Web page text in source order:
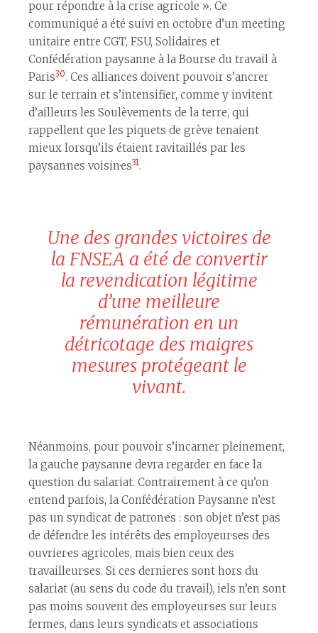
pour répondre à la crise agricole ». Ce
communiqué a été suivi en octobre d’un meeting
unitaire entre CGT, FSU, Solidaires et
Confédération paysanne à la Bourse du travail à
Paris30. Ces alliances doivent pouvoir s’ancrer
sur le terrain et s’intensifier, comme y invitent
d’ailleurs les Soulèvements de la terre, qui
rappellent que les piquets de grève tenaient
mieux lorsqu’ils étaient ravitaillés par les
paysan·nes voisin·es31.
Une des grandes victoires de
la FNSEA a été de convertir
la revendication légitime
d’une meilleure
rémunération en un
détricotage des maigres
mesures protégeant le
vivant.
Néanmoins, pour pouvoir s’incarner pleinement,
la gauche paysanne devra regarder en face la
question du salariat. Contrairement à ce qu’on
entend parfois, la Confédération Paysanne n’est
pas un syndicat de patron·es : son objet n’est pas
de défendre les intérêts des employeur·ses des
ouvrier·es agricoles, mais bien ceux des
travailleur·ses. Si ces dernier·es sont hors du
salariat (au sens du code du travail), iels n’en sont
pas moins souvent des employeur·ses sur leurs
fermes, dans leurs syndicats et associations